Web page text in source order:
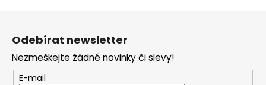
Z
Odebírat newsletter
Nezmeškejte žádné novinky či slevy!
E-mail